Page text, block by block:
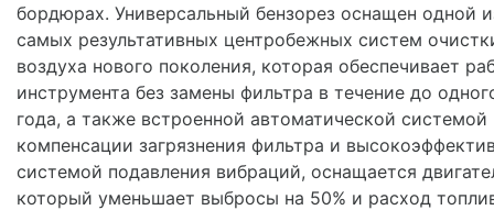
бордюрах. Универсальный бензорез оснащен одной
самых результативных центробежных систем
воздуха нового поколения, которая обеспечивает
инструмента без замены фильтра в течение до
года, а также встроенной автоматической системой
компенсации загрязнения фильтра и
системой подавления вибраций, оснащается
который уменьшает выбросы на 50% и расход